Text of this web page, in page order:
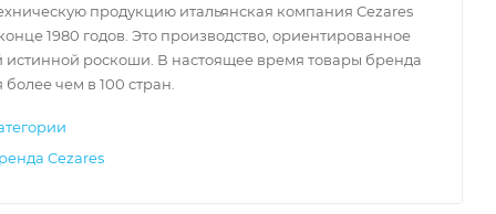
продукцию итальянская компания Cezares
1980 годов. Это производство, ориентированное
истинной роскоши. В настоящее время товары бренда
более чем в 100 стран.
Cezares